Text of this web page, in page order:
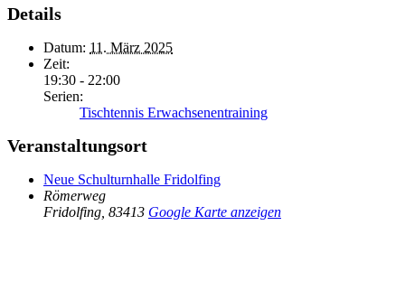
Details
Datum: 11. März 2025
Zeit:
19:30 - 22:00
Serien:
Tischtennis Erwachsenentraining
Veranstaltungsort
Neue Schulturnhalle Fridolfing
Römerweg
Fridolfing 83413 Google Karte anzeigen